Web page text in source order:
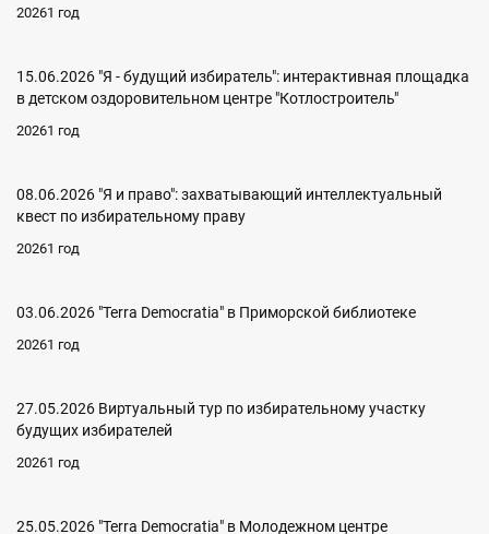
20261 год
15.06.2026 "Я - будущий избиратель": интерактивная площадка
в детском оздоровительном центре "Котлостроитель"
20261 год
08.06.2026 "Я и право": захватывающий интеллектуальный
квест по избирательному праву
20261 год
03.06.2026 "Terra Democratia" в Приморской библиотеке
20261 год
27.05.2026 Виртуальный тур по избирательному участку
будущих избирателей
20261 год
25.05.2026 "Terra Democratia" в Молодежном центре